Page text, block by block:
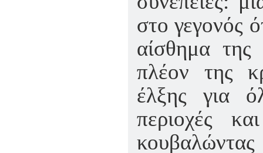
στο γεγονός
αίσθημα
πλέον της
έλξης για
περιοχές